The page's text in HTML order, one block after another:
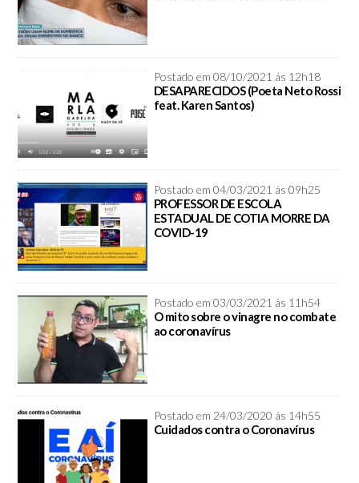
Postado em 08/10/2021 ás 12h18
DESAPARECIDOS (Poeta Neto Rossi
feat. Karen Santos)
Postado em 04/03/2021 ás 09h25
PROFESSOR DE ESCOLA
ESTADUAL DE COTIA MORRE DA
COVID-19
Postado em 03/03/2021 ás 11h54
O mito sobre o vinagre no combate
ao coronavírus
Postado em 24/03/2020 ás 14h55
Cuidados contra o Coronavírus